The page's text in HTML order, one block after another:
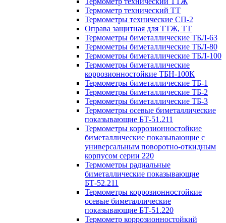
Термометр технический ТТ
Термометры технические СП-2
Оправа защитная для ТТЖ, ТТ
Термометры биметаллические ТБЛ-63
Термометры биметаллические ТБЛ-80
Термометры биметаллические ТБЛ-100
Термометры биметаллические
коррозионностойкие ТБН-100К
Термометры биметаллические ТБ-1
Термометры биметаллические ТБ-2
Термометры биметаллические ТБ-3
Термометры осевые биметаллические
показывающие БТ-51.211
Термометры коррозионностойкие
биметаллические показывающие с
универсальным поворотно-откидным
корпусом серии 220
Термометры радиальные
биметаллические показывающие
БТ-52.211
Термометры коррозионностойкие
осевые биметаллические
показывающие БТ-51.220
Термометр коррозионностойкий